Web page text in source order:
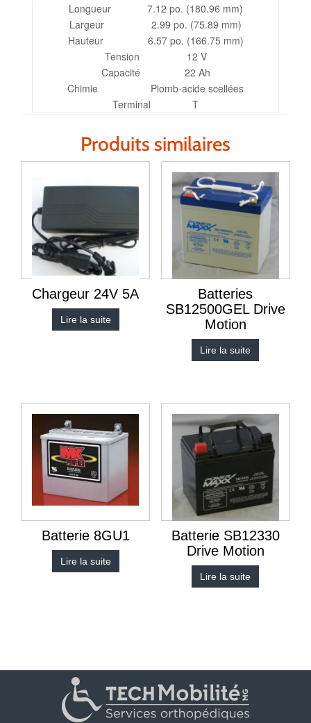
Longueur 7.12 po. (180.96 mm)
Largeur 2.99 po. (75.89 mm)
Hauteur 6.57 po. (166.75 mm)
Tension 12 V
Capacité 22 Ah
Chimie Plomb-acide scellées
Terminal T
Produits similaires
Chargeur 24V 5A
Lire la suite
Batteries
SB12500GEL Drive
Motion
Lire la suite
Batterie 8GU1
Lire la suite
Batterie SB12330
Drive Motion
Lire la suite